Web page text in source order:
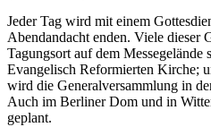
Jeder Tag wird mit einem
Abendandacht enden. Viele dieser
Tagungsort auf dem Messegelände
Evangelisch Reformierten Kirche;
wird die Generalversammlung in
Auch im Berliner Dom und in
geplant.